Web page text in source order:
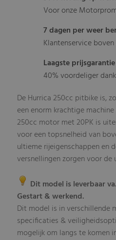
Voor onze
7 dagen per weer
Klantenservice
Laagste prijsgarantie
40% voordeliger
De Hurrica 250cc pitbike is,
een enorm krachtige
250cc motor met 20PK is
voor een topsnelheid van
ultieme rijeigenschappen en
versnellingen zorgen voor
Dit model is leverbaar
Gestart & werkend.
Dit model is in verschillende
specificaties &
mogelijk om langs te komen